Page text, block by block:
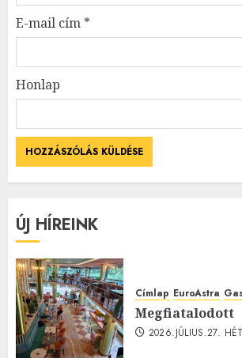
E-mail cím *
Honlap
ÚJ HÍREINK
Címlap EuroAstra
Megfiatalodott
2026.JÚLIUS.27.